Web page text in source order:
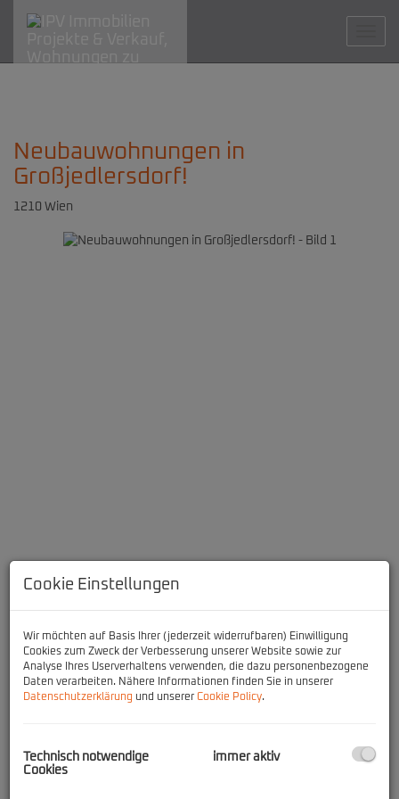
Neubauwohnungen in
Großjedlersdorf!
1210 Wien
Beschreibung
bieten entweder eine Loggia, eine Terrasse oder einen Garten.
Weiters verfügen sie über einen durchdachten Grundriss, eine
Cookie Einstellungen
Wir möchten auf Basis Ihrer (jederzeit widerrufbaren) Einwilligung
Cookies zum Zweck der Verbesserung unserer Website sowie zur
Analyse Ihres Userverhaltens verwenden, die dazu personenbezogene
Daten verarbeiten. Nähere Informationen finden Sie in unserer
Datenschutzerklärung und unserer Cookie Policy.
Technisch notwendige
Cookies
immer aktiv